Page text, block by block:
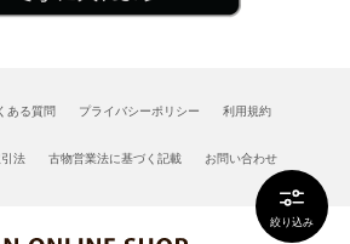
絞り込み
ある質問 プライバシーポリシー 利用規約
法 古物営業法に基づく記載 お問い合わせ